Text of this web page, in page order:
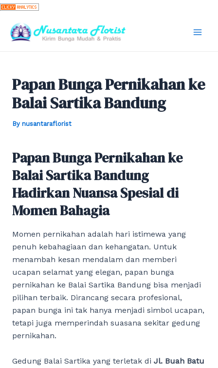
Skip
content
Papan Bunga Pernikahan ke
Balai Sartika Bandung
By nusantaraflorist
Papan Bunga Pernikahan ke
Balai Sartika Bandung
Hadirkan Nuansa Spesial di
Momen Bahagia
Momen pernikahan adalah hari istimewa yang
penuh kebahagiaan dan kehangatan. Untuk
menambah kesan mendalam dan memberi
ucapan selamat yang elegan, papan bunga
pernikahan ke Balai Sartika Bandung bisa menjadi
pilihan terbaik. Dirancang secara profesional,
papan bunga ini tak hanya menjadi simbol ucapan,
tetapi juga memperindah suasana sekitar gedung
pernikahan.
Gedung Balai Sartika yang terletak di Jl. Buah Batu